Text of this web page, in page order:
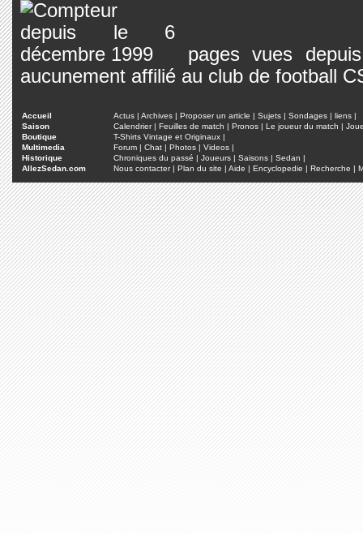
pages vues
aucunement affilié au club de football
Accueil Actus | Archives | Proposer un article | Sujets | Sondages | liens |
Saison
Calendrier| Feuilles de match | Pronos | Le joueur du match |
Boutique
T-Shirts Vintage et Originaux |
Multimedia
Forum | Chat | Photos | Videos |
Historique
Chroniques du passé | Joueurs | Saisons | Sedan |
AllezSedan.com
Nous contacter| Plan du site | Aide | Encyclopedie | Recherche |